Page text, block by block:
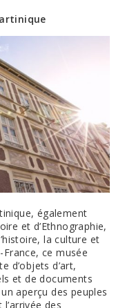
également
et d’Ethnographie,
la culture et
ce musée
d’objets d’art,
et de documents
aperçu des peuples
des